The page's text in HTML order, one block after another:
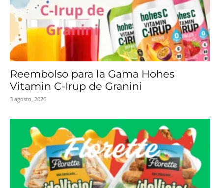
Reembolso para la Gama Hohes
Vitamin C-Irup de Granini
3 agosto, 2026